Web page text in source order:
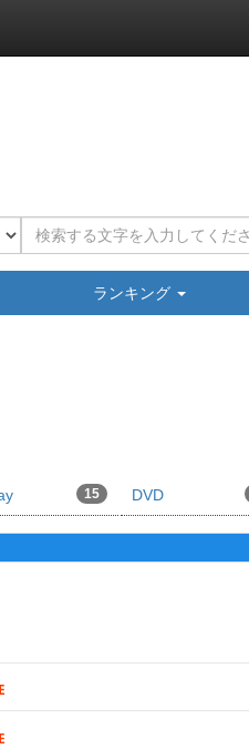
ランキング
15 DVD